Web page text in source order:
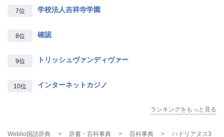
7位 学校法人吉祥寺学園
8位 確認
9位 トリッシュヴァンディヴァー
10位 インターネットカジノ
ランキングをもっと見る
Weblio国語辞典 > 辞書・百科事典 > 百科事典 > ハドリアヌス3